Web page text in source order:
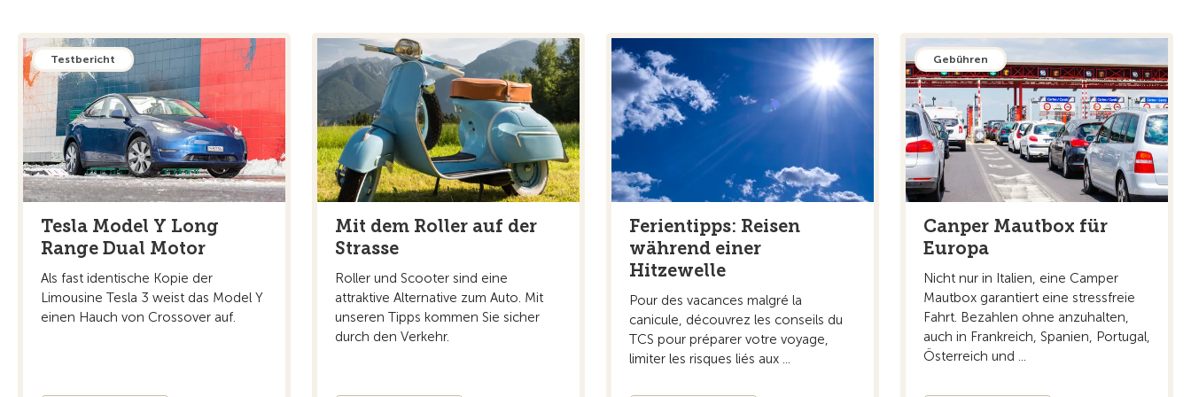
Testbericht
Tesla Model Y Long
Range Dual Motor
Als fast identische Kopie der
Limousine Tesla 3 weist das Model Y
einen Hauch von Crossover auf.
Mit dem Roller auf der
Strasse
Roller und Scooter sind eine
attraktive Alternative zum Auto. Mit
unseren Tipps kommen Sie sicher
durch den Verkehr.
Ferientipps: Reisen
während einer
Hitzewelle
Pour des vacances malgré la
canicule, découvrez les conseils du
TCS pour préparer votre voyage,
limiter les risques liés aux ...
Gebühren
Canper Mautbox für
Europa
Nicht nur in Italien, eine Camper
Mautbox garantiert eine stressfreie
Fahrt. Bezahlen ohne anzuhalten,
auch in Frankreich, Spanien, Portugal,
Österreich und ...